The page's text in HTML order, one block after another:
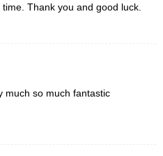
Thank you and good luck.
much so much fantastic